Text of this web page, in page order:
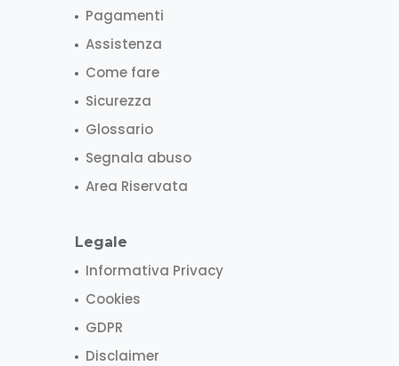
Pagamenti
Assistenza
Come fare
Sicurezza
Glossario
Segnala abuso
Area Riservata
Legale
Informativa Privacy
Cookies
GDPR
Disclaimer